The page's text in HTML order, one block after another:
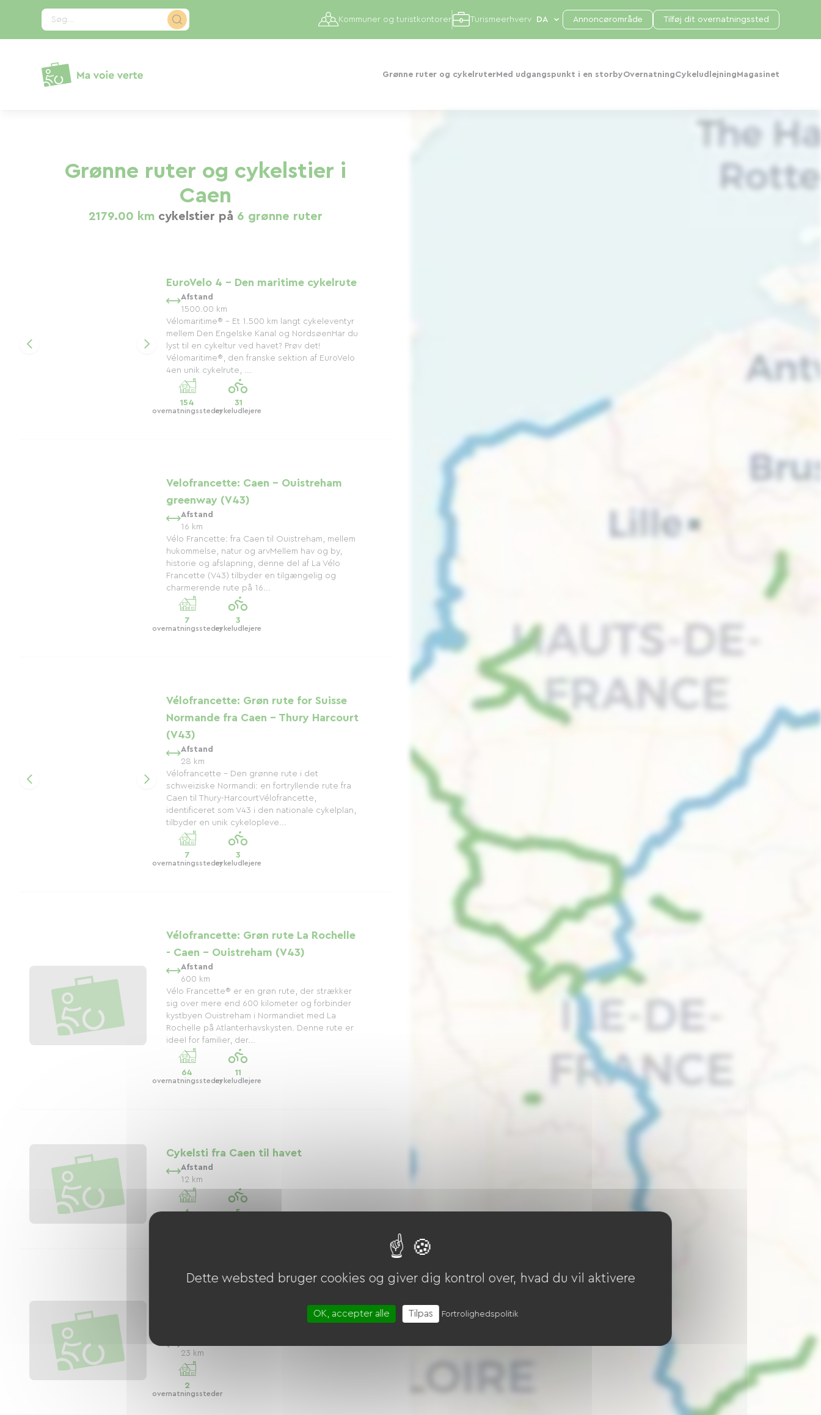
Søg...
Grønne ruter og cykelruterMed udgangspunkt i en storbyOvernatningCykeludlejning Magasinet
Kommuner og turistkontorer Turismeerhverv Annoncørområde Tilføj dit overnatningssted
Grønne ruter og cykelstier i
Caen
2179.00 kmcykelstier på 6 grønne ruter
EuroVelo 4 - Den maritime cykelrute
Afstand
1500.00 km
Vélomaritime® – Et 1.500 km langt cykeleventyr
mellem Den Engelske Kanal og NordsøenHar du
lyst til en cykeltur ved havet? Prøv det!
Vélomaritime®, den franske sektion af EuroVelo
4en unik cykelrute, ...
154
overnatningssteder
31
cykeludlejere
Velofrancette: Caen - Ouistreham
greenway (V43)
Afstand
16 km
Vélo Francette: fra Caen til Ouistreham, mellem
hukommelse, natur og arvMellem hav og by,
historie og afslapning, denne del af La Vélo
Francette (V43) tilbyder en tilgængelig og
charmerende rute på 16...
7
overnatningssteder
3
cykeludlejere
Vélofrancette: Grøn rute for Suisse
Normande fra Caen - Thury Harcourt
(V43)
Afstand
28 km
Vélofrancette – Den grønne rute i det
schweiziske Normandi: en fortryllende rute fra
Caen til Thury-HarcourtVélofrancette,
identificeret som V43 i den nationale cykelplan,
tilbyder en unik cykelopleve...
7
overnatningssteder
3
cykeludlejere
Vélofrancette: Grøn rute La Rochelle
- Caen - Ouistreham (V43)
Afstand
600 km
Vélo Francette® er en grøn rute, der strækker
sig over mere end 600 kilometer og forbinder
kystbyen Ouistreham i Normandiet med La
Rochelle på Atlanterhavskysten. Denne rute er
ideel for familier, der...
64
overnatningssteder
11
cykeludlejere
Cykelsti fra Caen til havet
Afstand
12 km
6 5
Ouistreham Green Route (EuroVelo
23 km
2
overnatningssteder
CCookie-styringspanel
Dette websted bruger cookies og giver dig kontrol over, hvad du vil aktivere
OK, accepter alle Tilpas Fortrolighedspolitik